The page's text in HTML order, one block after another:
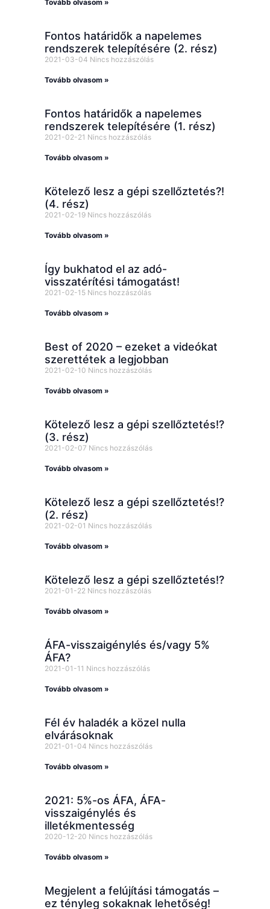
Tovább olvasom »
Fontos határidők a napelemes
rendszerek telepítésére (2. rész)
2021-03-04 Nincs hozzászólás
Tovább olvasom »
Fontos határidők a napelemes
rendszerek telepítésére (1. rész)
2021-02-21 Nincs hozzászólás
Tovább olvasom »
Kötelező lesz a gépi szellőztetés?!
(4. rész)
2021-02-19 Nincs hozzászólás
Tovább olvasom »
Így bukhatod el az adó-
visszatérítési támogatást!
2021-02-15 Nincs hozzászólás
Tovább olvasom »
Best of 2020 – ezeket a videókat
szerettétek a legjobban
2021-02-10 Nincs hozzászólás
Tovább olvasom »
Kötelező lesz a gépi szellőztetés!?
(3. rész)
2021-02-07 Nincs hozzászólás
Tovább olvasom »
Kötelező lesz a gépi szellőztetés!?
(2. rész)
2021-02-01 Nincs hozzászólás
Tovább olvasom »
Kötelező lesz a gépi szellőztetés!?
2021-01-22 Nincs hozzászólás
Tovább olvasom »
ÁFA-visszaigénylés és/vagy 5%
ÁFA?
2021-01-11 Nincs hozzászólás
Tovább olvasom »
Fél év haladék a közel nulla
elvárásoknak
2021-01-04 Nincs hozzászólás
Tovább olvasom »
2021: 5%-os ÁFA, ÁFA-
visszaigénylés és
illetékmentesség
2020-12-20 Nincs hozzászólás
Tovább olvasom »
Megjelent a felújítási támogatás –
ez tényleg sokaknak lehetőség!